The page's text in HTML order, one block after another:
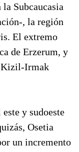
Subcaucasia
, la región
El extremo
de Erzerum, y
Kizil-Irmak
y sudoeste
Osetia
un incremento